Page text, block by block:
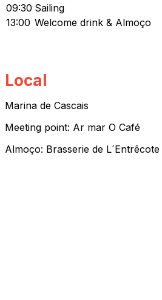
09:30 Sailing
13:00 Welcome drink & Almoço
Local
Marina de Cascais
Meeting point: Ar mar O Café
Almoço: Brasserie de L´Entrêcote